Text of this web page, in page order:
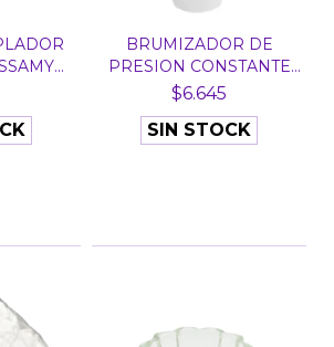
BRUMIZADOR DE
PRESION CONSTANTE
BLANCO X...
$6.645
SIN STOCK